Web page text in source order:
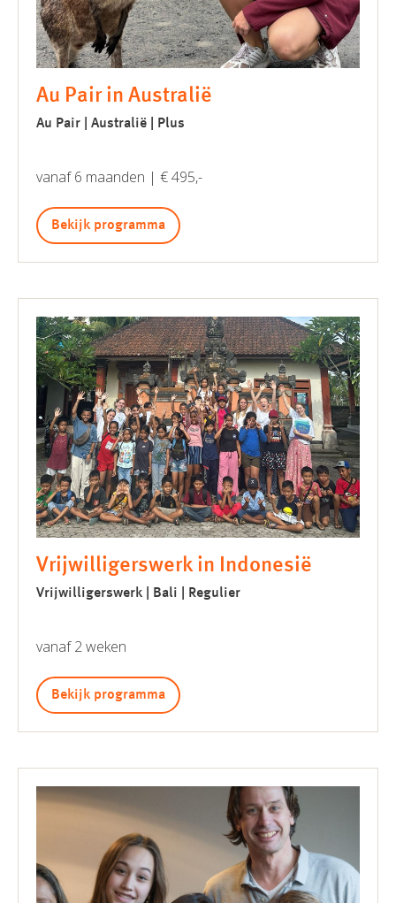
Au Pair in Australië
Au Pair | Australië | Plus
vanaf 6 maanden | € 495,-
Bekijk programma
Vrijwilligerswerk in Indonesië
Vrijwilligerswerk | Bali | Regulier
vanaf 2 weken
Bekijk programma